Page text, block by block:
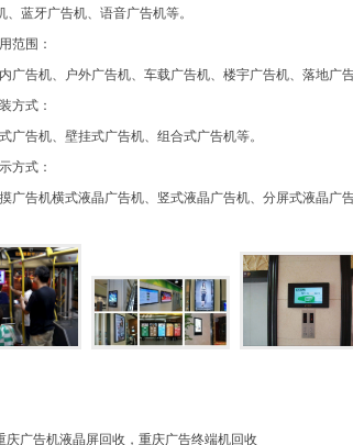
、蓝牙广告机、语音广告机等。
范围：
广告机、户外广告机、车载广告机、楼宇广告机、落地广
方式：
广告机、壁挂式广告机、组合式广告机等。
方式：
广告机横式液晶广告机、竖式液晶广告机、分屏式液晶
庆广告机液晶屏回收，重庆广告终端机回收